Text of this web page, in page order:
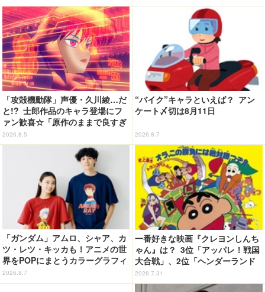
全6種が登場
「攻殻機動隊」声優・久川綾…だ
と!? 士郎作品のキャラ登場にフ
ァン歓喜☆「原作のままで良すぎ
るな」「脳の処理が追いつかない
よお」…第5話【ネタバレあり反
2026.8.5
“バイク”キャラといえば？ アン
ケート〆切は8月11日
2026.8.7
「ガンダム」アムロ、シャア、カ
ツ・レツ・キッカも！アニメの世
界をPOPにまとうカラーグラフィ
ックTシャツが新登場
2026.8.7
一番好きな映画『クレヨンしんち
ゃん』は？ 3位「アッパレ！戦国
大合戦」、2位「ヘンダーランド
の大冒険」、1位は…？【『映画
クレヨンしんちゃん 奇々怪々！
2026.7.31